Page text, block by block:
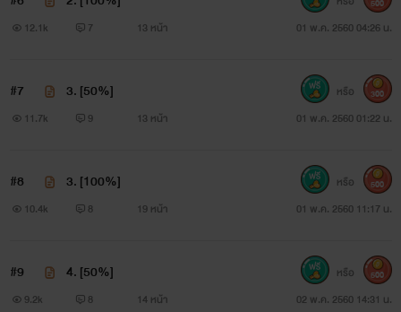
12.1k 7 13 หน้า 01 พ.ค. 2560 04:26 น.
500
#7 3. [50%]
11.7k 9 13 หน้า 01 พ.ค. 2560 01:22 น.
หรือ 300
#8 3. [100%]
10.4k 8 19 หน้า 01 พ.ค. 2560 11:17 น.
หรือ 500
#9 4. [50%]
9.2k 8 14 หน้า 02 พ.ค. 2560 14:31 น.
หรือ 500